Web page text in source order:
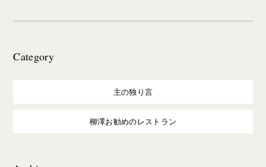
Category
主の独り言
柳澤お勧めのレストラン